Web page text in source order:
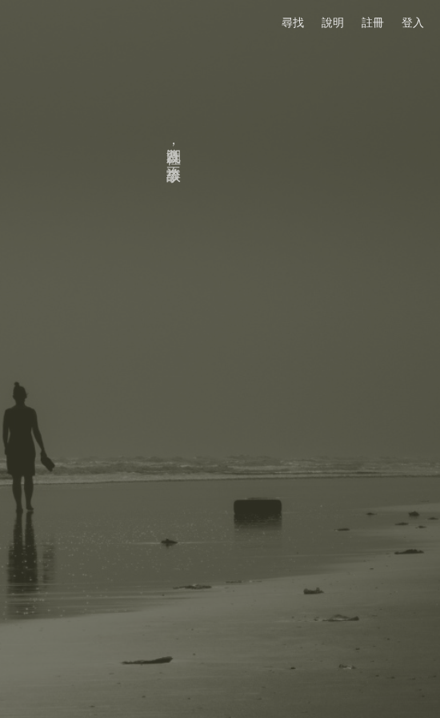
尋找 說明 註冊 登入
溯及既往，不談故事。